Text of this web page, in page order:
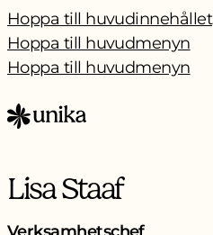
Hoppa till huvudinnehållet
Hoppa till huvudmenyn
Hoppa till huvudmenyn
Lisa Staaf